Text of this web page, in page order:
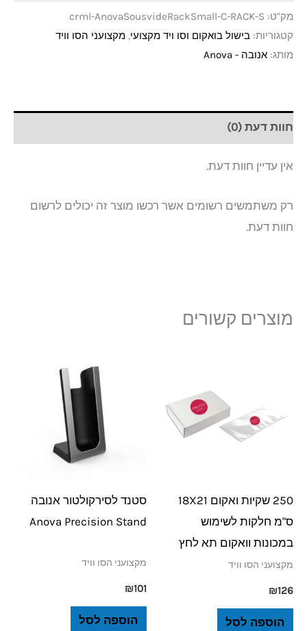
מק"ט: crml-AnovaSousvideRackSmall-C-RACK-S
קטגוריות: בישול בואקום וסו ויד מקצועי, מקצועני הסו וויד
מותג: אנובה - Anova
חוות דעת (0)
אין עדיין חוות דעת.
רק משתמשים רשומים אשר רכשו מוצר זה יכולים לרשום
חוות דעת.
מוצרים קשורים
250 שקיות ואקום 18X21
ס"מ חלקות לשימוש
במכונות וואקום תא לחץ
מקצועני הסו וויד
₪126
הוספה לסל
סטנד לסירקולטור אנובה
Anova Precision Stand
מקצועני הסו וויד
₪101
הוספה לסל